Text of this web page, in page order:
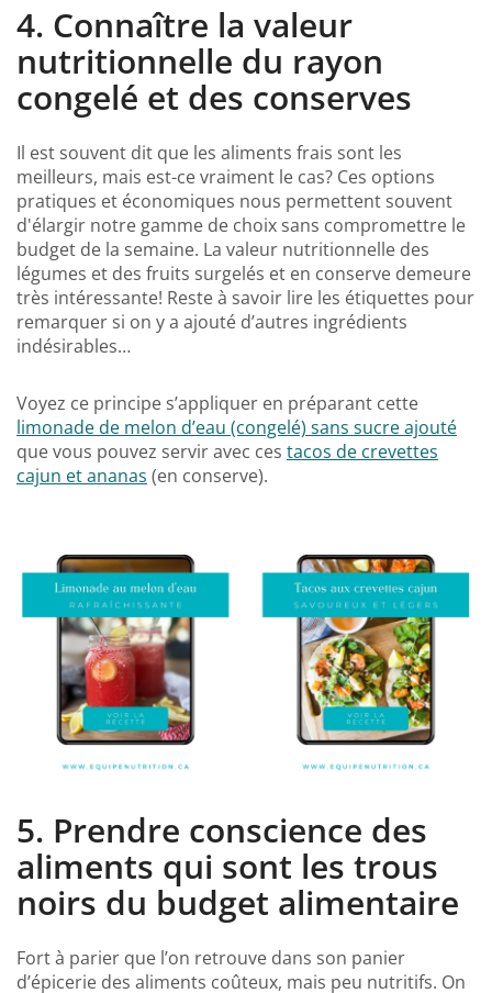
4. Connaître la valeur
nutritionnelle du rayon
congelé et des conserves
Il est souvent dit que les aliments frais sont les
meilleurs, mais est-ce vraiment le cas? Ces options
pratiques et économiques nous permettent souvent
d'élargir notre gamme de choix sans compromettre le
budget de la semaine. La valeur nutritionnelle des
légumes et des fruits surgelés et en conserve demeure
très intéressante! Reste à savoir lire les étiquettes pour
remarquer si on y a ajouté d’autres ingrédients
indésirables…
Voyez ce principe s’appliquer en préparant cette
limonade de melon d’eau (congelé) sans sucre ajouté
que vous pouvez servir avec ces tacos de crevettes
cajun et ananas (en conserve).
5. Prendre conscience des
aliments qui sont les trous
noirs du budget alimentaire
Fort à parier que l’on retrouve dans son panier
d’épicerie des aliments coûteux, mais peu nutritifs. On